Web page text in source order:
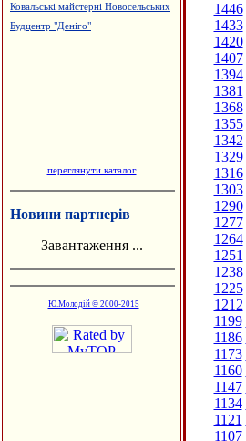
Ковальські майстерні Новосельських
Будцентр "Деніго"
переглянути каталог
Новини партнерів
Завантаження ...
Ю.Молодій © 2000-2015
1446
1433
1420
1407
1394
1381
1368
1355
1342
1329
1316
1303
1290
1277
1264
1251
1238
1225
1212
1199
1186
1173
1160
1147
1134
1121
1107